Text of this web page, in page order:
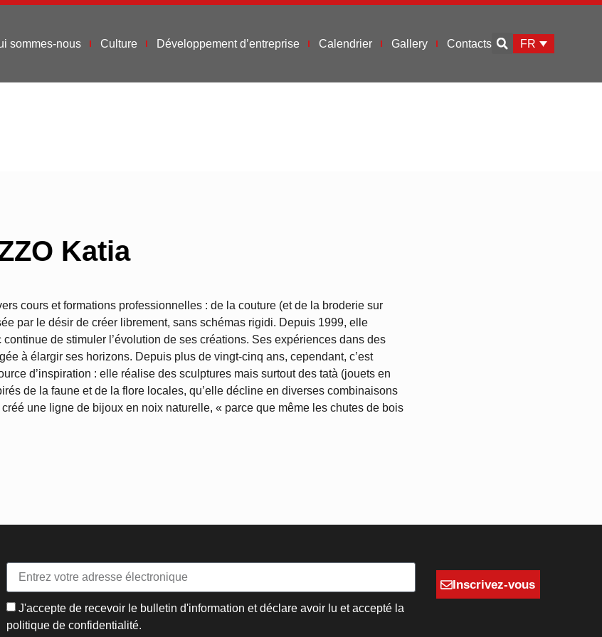
sommes-nous Culture Développement d’entreprise Calendrier Gallery Contacts FR
Katia
cours et formations professionnelles : de la couture (et de la broderie sur
de créer librement, sans schémas rigidi. Depuis 1999, elle
de stimuler l’évolution de ses créations. Ses expériences dans des
de vingt-cinq ans, cependant, c’est
d’inspiration : elle réalise des sculptures mais surtout des tatà (jouets en
de la faune et de la flore locales, qu’elle décline en diverses combinaisons
une ligne de bijoux en noix naturelle, « parce que même les chutes de bois
J'accepte de recevoir le bulletin d'information et déclare avoir lu et accepté la
politique de confidentialité.
Inscrivez-vous